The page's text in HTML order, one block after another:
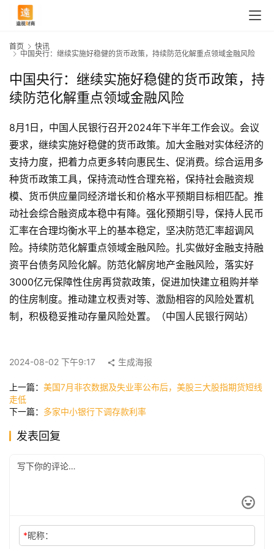
首
页
快
公
司
尚
技
首页
快讯
中国央行：继续实施好稳健的货币政策，持续防范化解重点领域金融风险
中国央行：继续实施好稳健的货币政策，持
续防范化解重点领域金融风险
8月1日，中国人民银行召开2024年下半年工作会议。会议
要求，继续实施好稳健的货币政策。加大金融对实体经济的
支持力度，把着力点更多转向惠民生、促消费。综合运用多
种货币政策工具，保持流动性合理充裕，保持社会融资规
模、货币供应量同经济增长和价格水平预期目标相匹配。推
动社会综合融资成本稳中有降。强化预期引导，保持人民币
汇率在合理均衡水平上的基本稳定，坚决防范汇率超调风
险。持续防范化解重点领域金融风险。扎实做好金融支持融
资平台债务风险化解。防范化解房地产金融风险，落实好
3000亿元保障性住房再贷款政策，促进加快建立租购并举
的住房制度。推动建立权责对等、激励相容的风险处置机
制，积极稳妥推动存量风险处置。（中国人民银行网站）
2024-08-02 下午9:17 生成海报
上一篇： 美国7月非农数据及失业率公布后，美股三大股指期货短线
走低
下一篇： 多家中小银行下调存款利率
发表回复
*昵称：